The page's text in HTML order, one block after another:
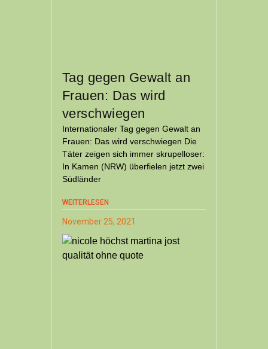
Tag gegen Gewalt an
Frauen: Das wird
verschwiegen
Internationaler Tag gegen Gewalt an
Frauen: Das wird verschwiegen Die
Täter zeigen sich immer skrupelloser:
In Kamen (NRW) überfielen jetzt zwei
Südländer
WEITERLESEN
November 25, 2021